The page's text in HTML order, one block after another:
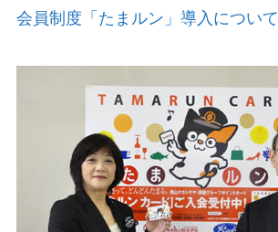
会員制度「たまルン」導入について